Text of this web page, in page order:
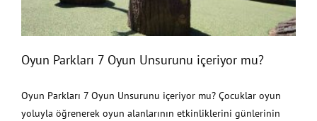
Oyun Parkları 7 Oyun Unsurunu içeriyor mu?
Oyun Parkları 7 Oyun Unsurunu içeriyor mu? Çocuklar oyun
yoluyla öğrenerek oyun alanlarının etkinliklerini günlerinin